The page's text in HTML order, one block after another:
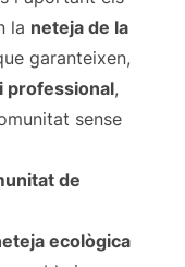
la neteja de la
garanteixen,
professional,
sense
de
ecològica